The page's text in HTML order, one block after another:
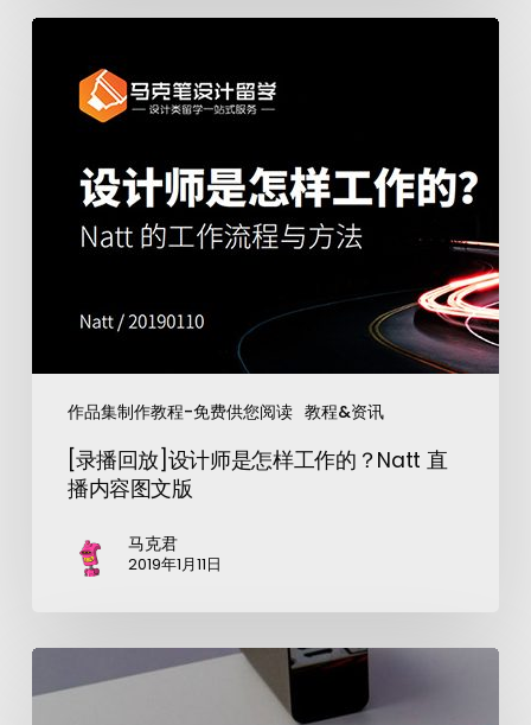
作品集制作教程-免费供您阅读 教程&资讯
[录播回放]设计师是怎样工作的？Natt 直
播内容图文版
马克君
2019年1月11日